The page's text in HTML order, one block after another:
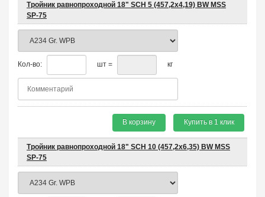
Тройник равнопроходной 18" SCH 5 (457,2х4,19) BW MSS
SP-75
Кол-во: шт = кг
В корзину Купить в 1 клик
Тройник равнопроходной 18" SCH 10 (457,2х6,35) BW MSS
SP-75